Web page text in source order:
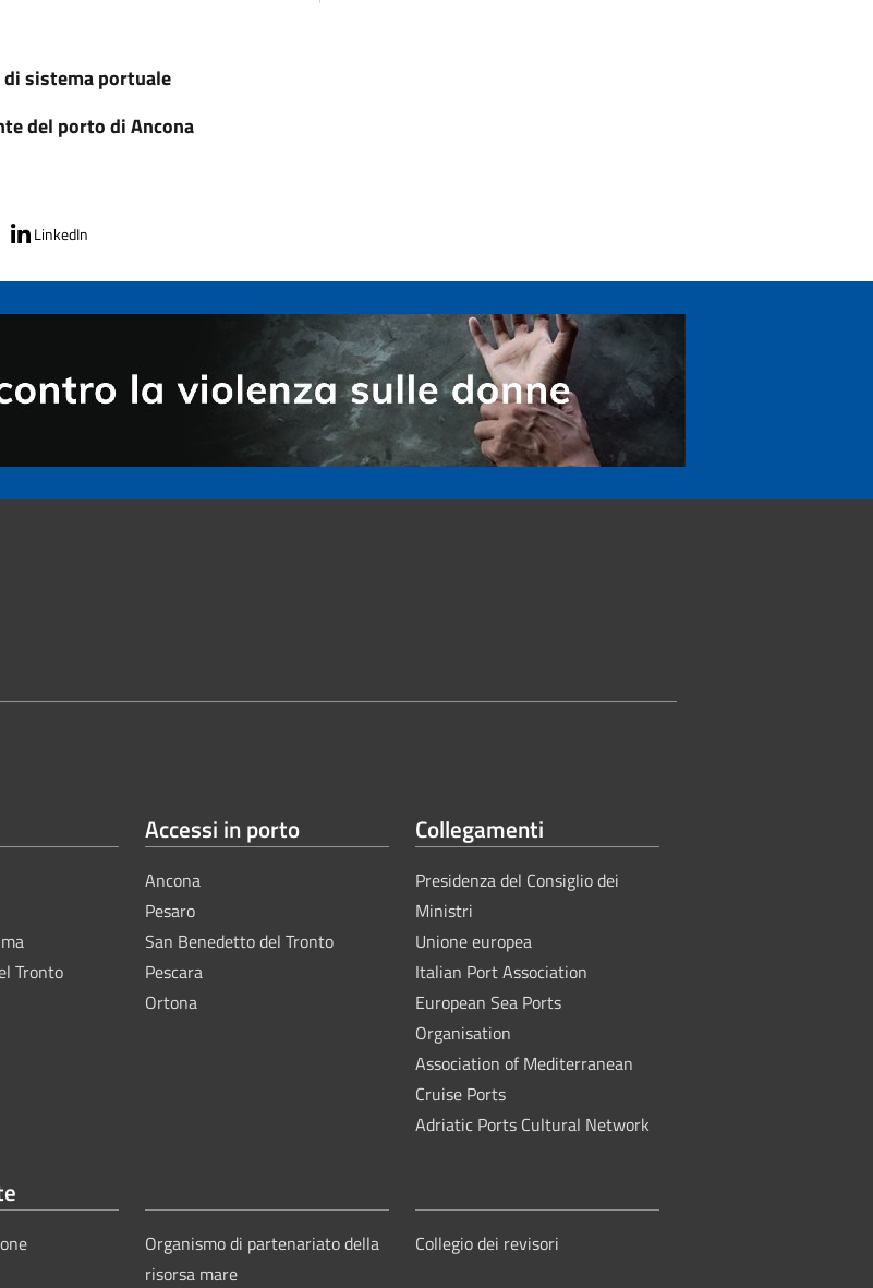
sistema portuale
del porto di Ancona
LinkedIn
Tronto
Accessi in porto
Ancona
Pesaro
San Benedetto del Tronto
Pescara
Ortona
Collegamenti
Presidenza del Consiglio dei
Ministri
Unione europea
Italian Port Association
European Sea Ports
Organisation
Association of Mediterranean
Cruise Ports
Adriatic Ports Cultural Network
Organismo di partenariato della
risorsa mare
Collegio dei revisori